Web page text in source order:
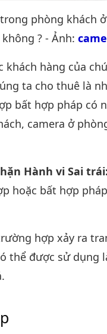
phòng khách
không ? - Ảnh:
khách hàng của
ta cho thuê là
bất hợp pháp có
camera ở
Hành vi Sai trái:
hoặc bất hợp
hợp xảy ra
thể được sử dụng